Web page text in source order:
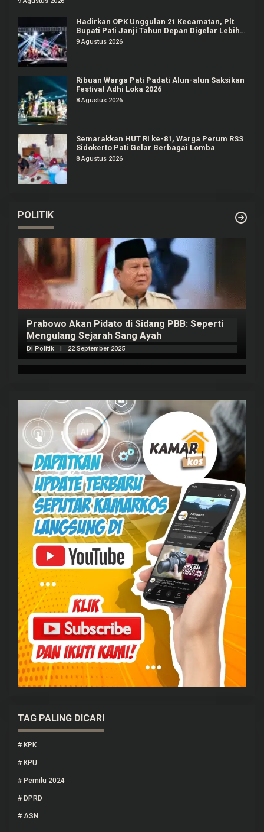
Hadirkan OPK Unggulan 21 Kecamatan, Plt
Bupati Pati Janji Tahun Depan Digelar Lebih
Meriah
9 Agustus 2026
Ribuan Warga Pati Padati Alun-alun Saksikan
Festival Adhi Loka 2026
8 Agustus 2026
Semarakkan HUT RI ke-81, Warga Perum RSS
Sidokerto Pati Gelar Berbagai Lomba
8 Agustus 2026
POLITIK
Prabowo Akan Pidato di Sidang PBB: Seperti
Mengulang Sejarah Sang Ayah
Di Politik 22 September 2025
TAG PALING DICARI
# KPK
# KPU
# Pemilu 2024
# DPRD
# ASN